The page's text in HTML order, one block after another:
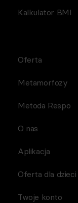
Kalkulator BMI
Oferta
Metamorfozy
Metoda Respo
O nas
Aplikacja
Oferta dla dzieci
Twoje konto